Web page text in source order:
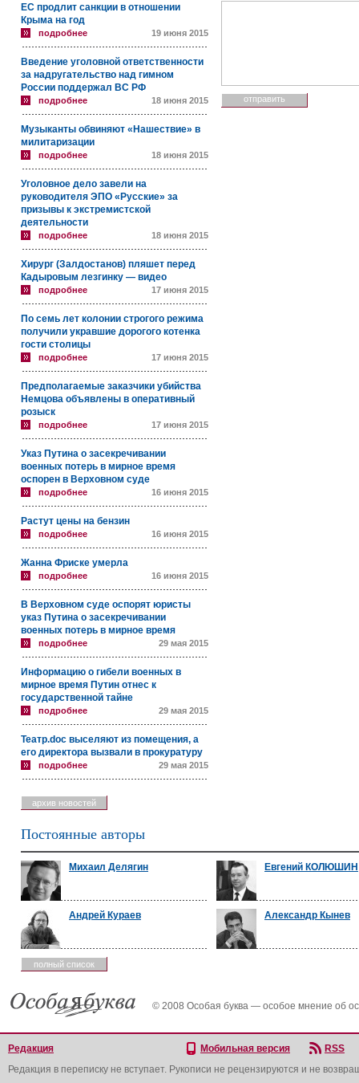
ЕС продлит санкции в отношении
Крыма на год
подробнее 19 июня 2015
Введение уголовной ответственности
за надругательство над гимном
России поддержал ВС РФ
подробнее 18 июня 2015
Музыканты обвиняют «Нашествие» в
милитаризации
подробнее 18 июня 2015
Уголовное дело завели на
руководителя ЭПО «Русские» за
призывы к экстремистской
деятельности
подробнее 18 июня 2015
Хирург (Залдостанов) пляшет перед
Кадыровым лезгинку — видео
подробнее 17 июня 2015
По семь лет колонии строгого режима
получили укравшие дорогого котенка
гости столицы
подробнее 17 июня 2015
Предполагаемые заказчики убийства
Немцова объявлены в оперативный
розыск
подробнее 17 июня 2015
Указ Путина о засекречивании
военных потерь в мирное время
оспорен в Верховном суде
подробнее 16 июня 2015
Растут цены на бензин
подробнее 16 июня 2015
Жанна Фриске умерла
подробнее 16 июня 2015
В Верховном суде оспорят юристы
указ Путина о засекречивании
военных потерь в мирное время
подробнее 29 мая 2015
Информацию о гибели военных в
мирное время Путин отнес к
государственной тайне
подробнее 29 мая 2015
Театр.doc выселяют из помещения, а
его директора вызвали в прокуратуру
подробнее 29 мая 2015
архив новостей
Постоянные авторы
Михаил Делягин Евгений КОЛЮШИН
Андрей Кураев Александр Кынев
полный список
© 2008 Особая буква — особое мнение об
Редакция Мобильная версия
RSS
Редакция в переписку не вступает. Рукописи не рецензируются и не